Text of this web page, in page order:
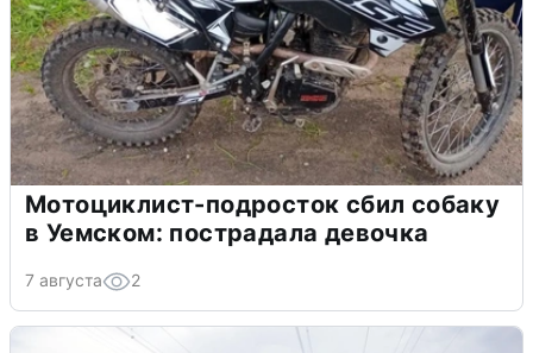
Мотоциклист-подросток сбил собаку
в Уемском: пострадала девочка
7 августа 2